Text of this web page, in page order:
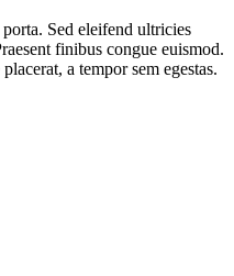
Sed eleifend ultricies
finibus congue euismod.
a tempor sem egestas.